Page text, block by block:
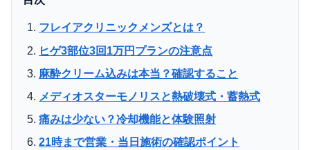
フレイアクリニックメンズとは？
ヒゲ3部位3回1万円プランの注意点
麻酔クリーム込みは本当？確認すること
メディオスターモノリスと熱破壊式・蓄熱式
痛みは少ない？冷却機能と体験照射
21時まで営業・当日施術の確認ポイント